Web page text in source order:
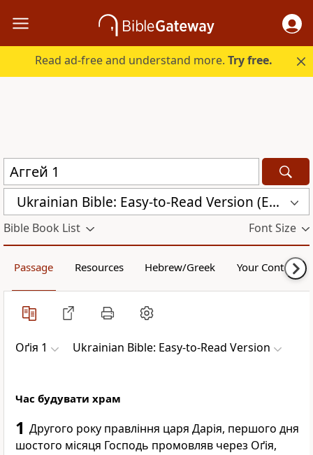
Read ad-free and understand more.Try free.
Ukrainian Bible: Easy-to-Read Version (ERV-UK)
Bible Book List Font Size
Passage Resources Hebrew/Greek Your Content
Оґія 1 Ukrainian Bible: Easy-to-Read Version
Час будувати храм
1 Другого року правління царя Дарія, першого дня
шостого місяця Господь промовляв через Оґія,